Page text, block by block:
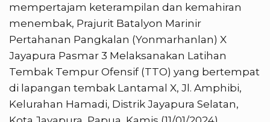
mempertajam keterampilan dan kemahiran
menembak, Prajurit Batalyon Marinir
Pertahanan Pangkalan (Yonmarhanlan) X
Jayapura Pasmar 3 Melaksanakan Latihan
Tembak Tempur Ofensif (TTO) yang bertempat
di lapangan tembak Lantamal X, Jl. Amphibi,
Kelurahan Hamadi, Distrik Jayapura Selatan,